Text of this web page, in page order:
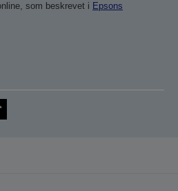
som beskrevet i Epsons